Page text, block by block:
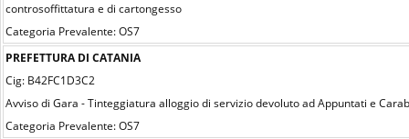
controsoffittatura e di cartongesso
Categoria Prevalente: OS7
PREFETTURA DI CATANIA
Cig: B42FC1D3C2
Avviso di Gara - Tinteggiatura alloggio di servizio devoluto ad Appuntati e
Categoria Prevalente: OS7